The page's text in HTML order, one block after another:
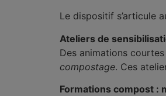
Le dispositif s’articule
Ateliers de
Des animations
compostage. Ces
Formations compost :